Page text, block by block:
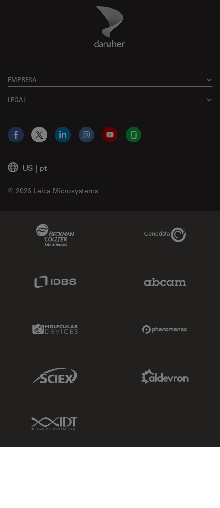
Danaher Logo
EMPRESA
LEGAL
US | pt
© 2026 Leica Microsystems
Facebook
X LinkedInInstagramYouTubeGlassdoor
Genedata Link
Molecular Devices Link
Sciex Link
IDT Link